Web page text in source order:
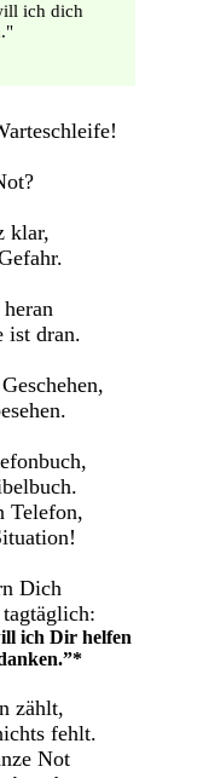
ich dich
klar,
ist dran.
Telefon,
Dich
ich Dir helfen
zählt,
fehlt.
Not